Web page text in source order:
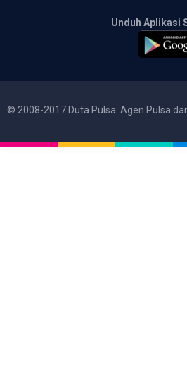
Unduh Aplikasi
© 2008-2017 Duta Pulsa: Agen Pulsa